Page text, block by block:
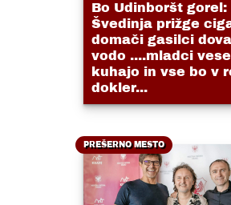
Bo Udinboršt gorel:
Švedinja prižge
domači gasilci
vodo ....mladci
kuhajo in vse bo v
dokler...
PREŠERNO MESTO